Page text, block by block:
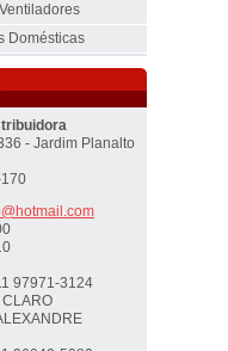
Domésticas
- Jardim Planalto
mail.com
97971-3124